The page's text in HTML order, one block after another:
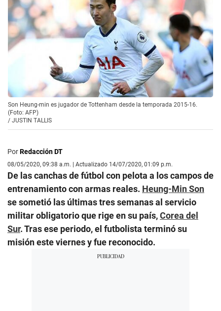
Son Heung-min es jugador de Tottenham desde la temporada 2015-16.
(Foto: AFP)
/ JUSTIN TALLIS
PorRedacción DT
08/05/2020, 09:38 a.m. | Actualizado 14/07/2020, 01:09 p.m.
De las canchas de fútbol con pelota a los campos de
entrenamiento con armas reales. Heung-Min Son
se sometió las últimas tres semanas al servicio
militar obligatorio que rige en su país,Corea del
Sur. Tras ese periodo, el futbolista terminó su
misión este viernes y fue reconocido.